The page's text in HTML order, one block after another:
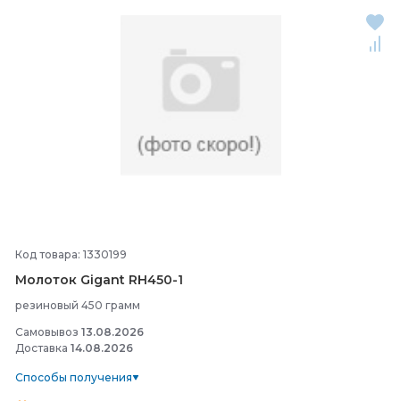
Код товара: 1330199
Молоток Gigant RH450-1
резиновый 450 грамм
Самовывоз 13.08.2026
Доставка 14.08.2026
Способы получения